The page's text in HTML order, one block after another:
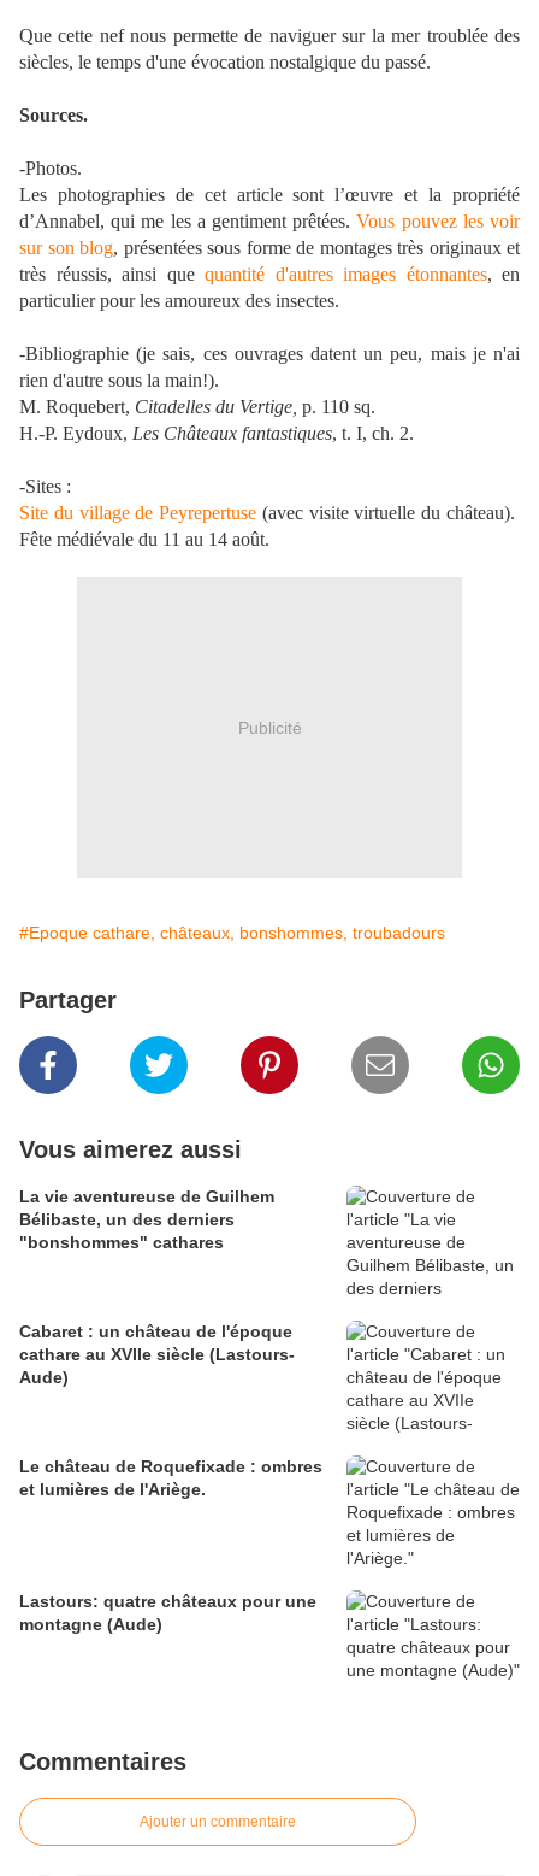
Que cette nef nous permette de naviguer sur la mer troublée des
siècles, le temps d'une évocation nostalgique du passé.
Sources.
-Photos.
Les photographies de cet article sont l’œuvre et la propriété
d’Annabel, qui me les a gentiment prêtées.Vous pouvez les voir
sur son blog, présentées sous forme de montages très originaux et
très réussis, ainsi que quantité d'autres images étonnantes, en
particulier pour les amoureux des insectes.
-Bibliographie (je sais, ces ouvrages datent un peu, mais je n'ai
rien d'autre sous la main!).
M. Roquebert, Citadelles du Vertige, p. 110 sq.
H.-P. Eydoux, Les Châteaux fantastiques, t. I, ch. 2.
-Sites :
Site du village de Peyrepertuse (avec visite virtuelle du château).
Fête médiévale du 11 au 14 août.
Publicité
#Epoque cathare, châteaux, bonshommes, troubadours
Partager
Vous aimerez aussi
La vie aventureuse de Guilhem
Bélibaste, un des derniers
"bonshommes" cathares
Cabaret : un château de l'époque
cathare au XVIIe siècle (Lastours-
Aude)
Le château de Roquefixade : ombres
et lumières de l'Ariège.
Lastours: quatre châteaux pour une
montagne (Aude)
Commentaires
Ajouter un commentaire